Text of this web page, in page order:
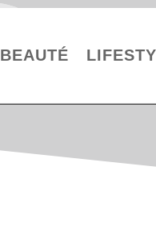
BEAUTÉ